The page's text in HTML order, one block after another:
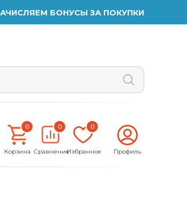
БОНУСЫ ЗА ПОКУПКИ
0
Корзина
0
Сравнение
0
Избранное Профиль